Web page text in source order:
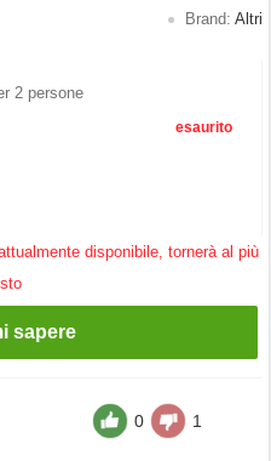
Brand: Altri
2 persone
esaurito
disponibile, tornerà al più
sapere
0 1